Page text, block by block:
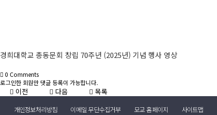
동문ID카드 발급
경희대학교 총동문회 창립 70주년 (2025년) 기념 행사 영상
0 Comments
로그인한 회원만 댓글 등록이 가능합니다.
이전 다음 목록
개인정보처리방침 이메일 무단수집거부 모교 홈페이지 사이트맵